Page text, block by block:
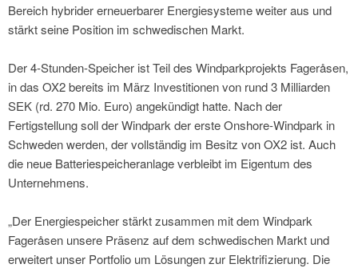
Bereich hybrider erneuerbarer Energiesysteme weiter aus und
stärkt seine Position im schwedischen Markt.
Der 4-Stunden-Speicher ist Teil des Windparkprojekts Fageråsen,
in das OX2 bereits im März Investitionen von rund 3 Milliarden
SEK (rd. 270 Mio. Euro) angekündigt hatte. Nach der
Fertigstellung soll der Windpark der erste Onshore-Windpark in
Schweden werden, der vollständig im Besitz von OX2 ist. Auch
die neue Batteriespeicheranlage verbleibt im Eigentum des
Unternehmens.
„Der Energiespeicher stärkt zusammen mit dem Windpark
Fageråsen unsere Präsenz auf dem schwedischen Markt und
erweitert unser Portfolio um Lösungen zur Elektrifizierung. Die